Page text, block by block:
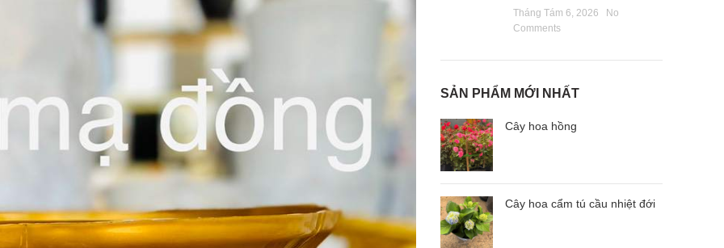
Tháng Tám 6, 2026
No
Comments
SẢN PHẨM MỚI NHẤT
Cây hoa hồng
Cây hoa cẩm tú cầu nhiệt đới